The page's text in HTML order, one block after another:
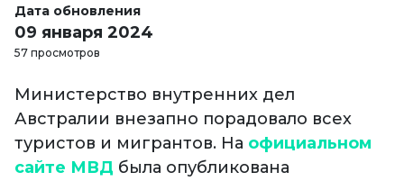
Дата обновления
09 января 2024
57 просмотров
Министерство внутренних дел
Австралии внезапно порадовало всех
туристов и мигрантов. На официальном
сайте МВД была опубликована